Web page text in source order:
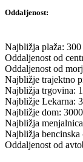
Oddaljenost:
Najbližja plaža: 300
Oddaljenost od
Oddaljenost od
Najbližje trajektno
Najbližja trgovina:
Najbližje Lekarna:
Najbližje dom:
Najbližja
Najbližja bencinska
Oddaljenost od